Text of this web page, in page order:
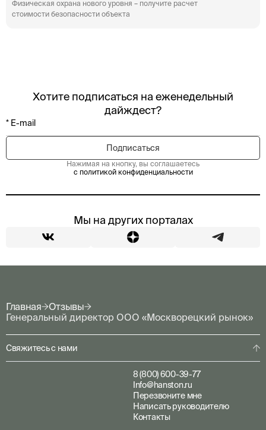
Физическая охрана нового уровня – получите расчет
стоимости безопасности объекта
Хотите подписаться на еженедельный
дайждест?
Нажимая на кнопку, вы соглашаетесь
с политикой конфиденциальности
Мы на других порталах
Главная
Отзывы
Генеральный директор ООО «Москворецкий рынок»
Свяжитесь с нами
8 (800) 600-39-77
Info@hanston.ru
Перезвоните мне
Написать руководителю
Контакты